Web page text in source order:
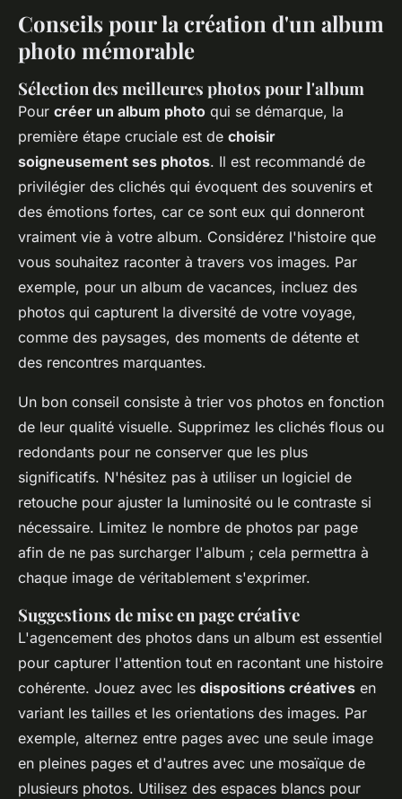
Conseils pour la création d'un album
photo mémorable
Sélection des meilleures photos pour l'album
Pour créer un album photo qui se démarque, la
première étape cruciale est de choisir
soigneusement ses photos. Il est recommandé de
privilégier des clichés qui évoquent des souvenirs et
des émotions fortes, car ce sont eux qui donneront
vraiment vie à votre album. Considérez l'histoire que
vous souhaitez raconter à travers vos images. Par
exemple, pour un album de vacances, incluez des
photos qui capturent la diversité de votre voyage,
comme des paysages, des moments de détente et
des rencontres marquantes.
Un bon conseil consiste à trier vos photos en fonction
de leur qualité visuelle. Supprimez les clichés flous ou
redondants pour ne conserver que les plus
significatifs. N'hésitez pas à utiliser un logiciel de
retouche pour ajuster la luminosité ou le contraste si
nécessaire. Limitez le nombre de photos par page
afin de ne pas surcharger l'album ; cela permettra à
chaque image de véritablement s'exprimer.
Suggestions de mise en page créative
L'agencement des photos dans un album est essentiel
pour capturer l'attention tout en racontant une histoire
cohérente. Jouez avec les dispositions créatives en
variant les tailles et les orientations des images. Par
exemple, alternez entre pages avec une seule image
en pleines pages et d'autres avec une mosaïque de
plusieurs photos. Utilisez des espaces blancs pour